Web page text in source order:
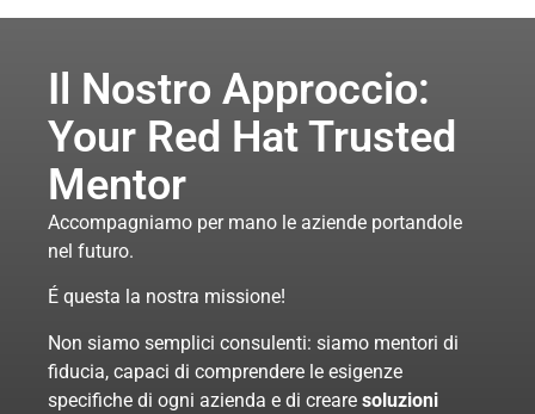
Il Nostro Approccio:
Your Red Hat Trusted
Mentor
Accompagniamo per mano le aziende portandole
nel futuro.
É questa la nostra missione!
Non siamo semplici consulenti: siamo mentori di
fiducia, capaci di comprendere le esigenze
specifiche di ogni azienda e di creare soluzioni